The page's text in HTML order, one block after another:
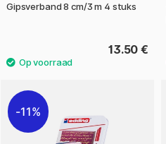
Gipsverband 8 cm/3 m 4 stuks
13.50 €
11%